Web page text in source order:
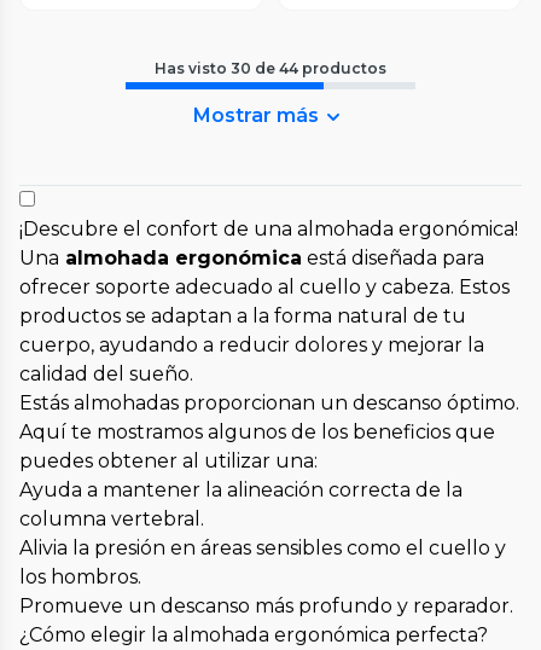
Has visto 30 de 44 productos
Mostrar más
¡Descubre el confort de una almohada ergonómica!
Una almohada ergonómica está diseñada para
ofrecer soporte adecuado al cuello y cabeza. Estos
productos se adaptan a la forma natural de tu
cuerpo, ayudando a reducir dolores y mejorar la
calidad del sueño.
Estás almohadas proporcionan un descanso óptimo.
Aquí te mostramos algunos de los beneficios que
puedes obtener al utilizar una:
Ayuda a mantener la alineación correcta de la
columna vertebral.
Alivia la presión en áreas sensibles como el cuello y
los hombros.
Promueve un descanso más profundo y reparador.
¿Cómo elegir la almohada ergonómica perfecta?